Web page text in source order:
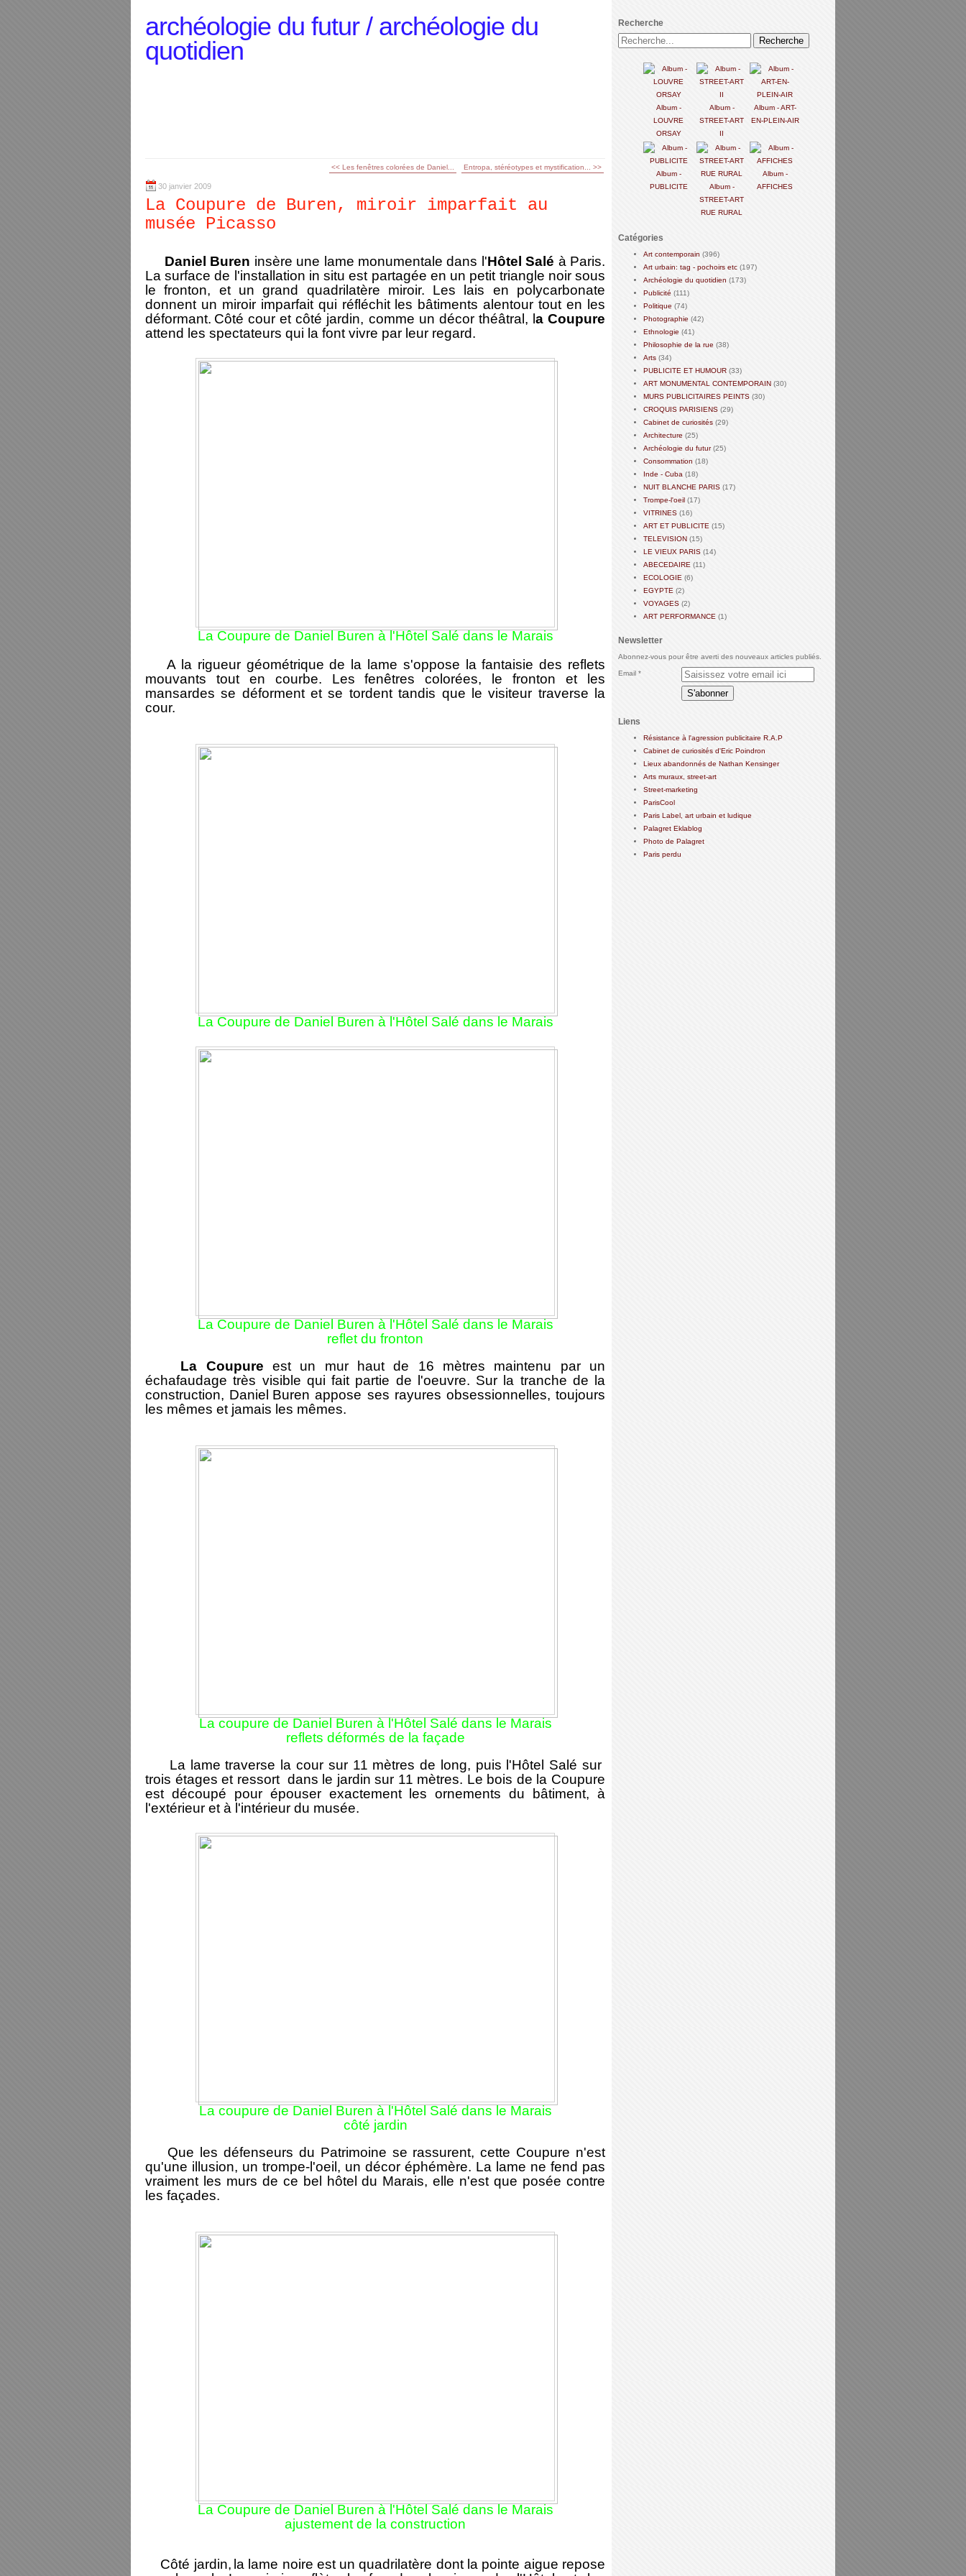
archéologie du futur / archéologie du
quotidien
<< Les fenêtres colorées de Daniel... Entropa, stéréotypes et mystification... >>
30 janvier 2009
La Coupure de Buren, miroir imparfait au
musée Picasso
Daniel Buren insère une lame monumentale dans l'Hôtel Salé à Paris.
La surface de l'installation in situ est partagée en un petit triangle noir sous
le fronton, et un grand quadrilatère miroir. Les lais en polycarbonate
donnent un miroir imparfait qui réfléchit les bâtiments alentour tout en les
déformant. Côté cour et côté jardin, comme un décor théâtral, l a Coupure
attend les spectateurs qui la font vivre par leur regard.
La Coupure de Daniel Buren à l'Hôtel Salé dans le Marais
A la rigueur géométrique de la lame s'oppose la fantaisie des reflets
mouvants tout en courbe. Les fenêtres colorées, le fronton et les
mansardes se déforment et se tordent tandis que le visiteur traverse la
cour.
La Coupure de Daniel Buren à l'Hôtel Salé dans le Marais
La Coupure de Daniel Buren à l'Hôtel Salé dans le Marais
reflet du fronton
La Coupure est un mur haut de 16 mètres maintenu par un
échafaudage très visible qui fait partie de l'oeuvre. Sur la tranche de la
construction, Daniel Buren appose ses rayures obsessionnelles, toujours
les mêmes et jamais les mêmes.
La coupure de Daniel Buren à l'Hôtel Salé dans le Marais
reflets déformés de la façade
La lame traverse la cour sur 11 mètres de long, puis l'Hôtel Salé sur
trois étages et ressort dans le jardin sur 11 mètres. Le bois de la Coupure
est découpé pour épouser exactement les ornements du bâtiment, à
l'extérieur et à l'intérieur du musée.
La coupure de Daniel Buren à l'Hôtel Salé dans le Marais
côté jardin
Que les défenseurs du Patrimoine se rassurent, cette Coupure n'est
qu'une illusion, un trompe-l'oeil, un décor éphémère. La lame ne fend pas
vraiment les murs de ce bel hôtel du Marais, elle n'est que posée contre
les façades.
La Coupure de Daniel Buren à l'Hôtel Salé dans le Marais
ajustement de la construction
Côté jardin, la lame noire est un quadrilatère dont la pointe aigue repose
Recherche
Album -
LOUVRE
ORSAY
Album -
STREET-ART
II
Album - ART-
EN-PLEIN-AIR
Album -
PUBLICITE
Album -
STREET-ART
RUE RURAL
Album -
AFFICHES
Catégories
Art contemporain (396)
Art urbain: tag - pochoirs etc (197)
Archéologie du quotidien (173)
Publicité (111)
Politique (74)
Photographie (42)
Ethnologie (41)
Philosophie de la rue (38)
Arts (34)
PUBLICITE ET HUMOUR (33)
ART MONUMENTAL CONTEMPORAIN (30)
MURS PUBLICITAIRES PEINTS (30)
CROQUIS PARISIENS (29)
Cabinet de curiosités (29)
Architecture (25)
Archéologie du futur(25)
Consommation (18)
Inde - Cuba (18)
NUIT BLANCHE PARIS (17)
Trompe-l'oeil (17)
VITRINES (16)
ART ET PUBLICITE (15)
TELEVISION (15)
LE VIEUX PARIS (14)
ABECEDAIRE (11)
ECOLOGIE (6)
EGYPTE (2)
VOYAGES (2)
ART PERFORMANCE (1)
Newsletter
Abonnez-vous pour être averti des nouveaux articles publiés.
Email
Liens
Résistance à l'agression publicitaire R.A.P
Cabinet de curiosités d'Eric Poindron
Lieux abandonnés de Nathan Kensinger
Arts muraux, street-art
Street-marketing
ParisCool
Paris Label, art urbain et ludique
Palagret Eklablog
Photo de Palagret
Paris perdu